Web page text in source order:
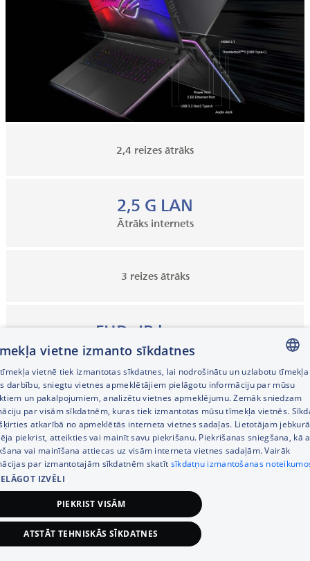
3 399,00€
2,4 reizes ātrāks
2,5 G LAN
Ātrāks internets
3 reizes ātrāks
FHD+IR kamera
ar Windows Hello
LATVIAN
RUSSIAN
ENGLISH
vietne izmanto sīkdatnes
vietnē tiek izmantotas sīkdatnes, lai nodrošinātu un uzlabotu tīmekļa
darbību, sniegtu vietnes apmeklētājiem pielāgotu informāciju par mūsu
un pakalpojumiem, analizētu vietnes apmeklējumu. Zemāk sniedzam
par visām sīkdatnēm, kuras tiek izmantotas mūsu tīmekļa vietnēs.
atkarībā no apmeklētās interneta vietnes sadaļas. Lietotājam
piekrist, atteikties vai mainīt savu piekrišanu. Piekrišanas sniegšana, kā
vai mainīšana attiecas uz visām interneta vietnes sadaļām. Vairāk
par izmantotajām sīkdatnēm skatīt sīkdatņu izmantošanas
IZVĒLI
PIEKRIST VISĀM
ATSTĀT TEHNISKĀS SĪKDATNES